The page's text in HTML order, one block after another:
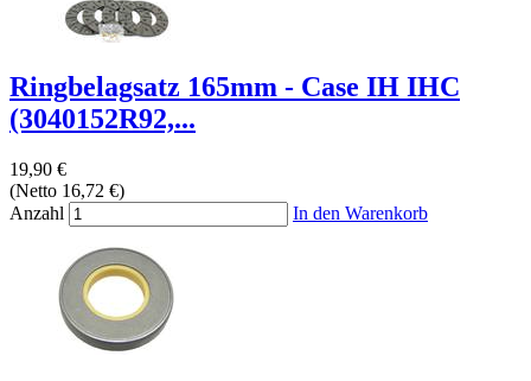
Ringbelagsatz 165mm - Case IH IHC
(3040152R92,...
19,90 €
(Netto 16,72 €)
Anzahl
In den Warenkorb